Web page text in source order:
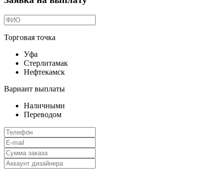
Торговая точка
Уфа
Стерлитамак
Нефтекамск
Вариант выплаты
Наличными
Переводом